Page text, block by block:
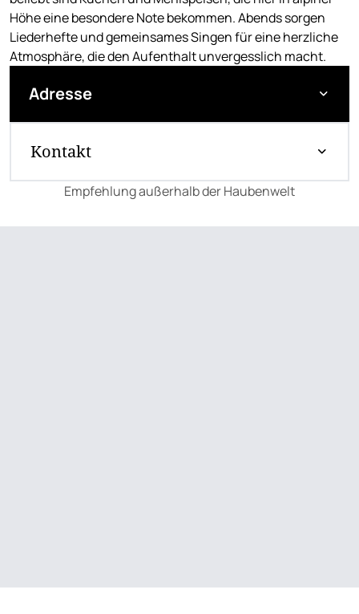
Höhe eine besondere Note bekommen. Abends sorgen
Liederhefte und gemeinsames Singen für eine herzliche
Atmosphäre, die den Aufenthalt unvergesslich macht.
Adresse
Kontakt
Empfehlung außerhalb der Haubenwelt